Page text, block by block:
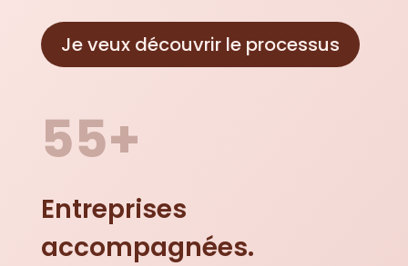
Je veux découvrir le processus
55+
Entreprises
accompagnées.